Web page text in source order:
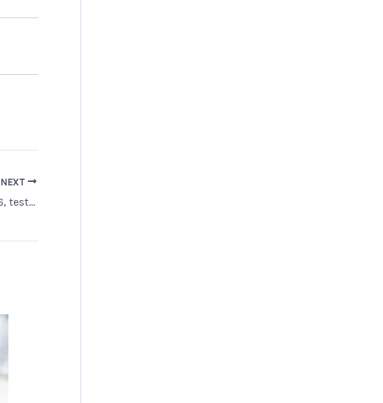
NEXT
Ethereum recua para US$ 1.571,86, testando suporte de US$ 1.520 em possível formação de duplo fundo